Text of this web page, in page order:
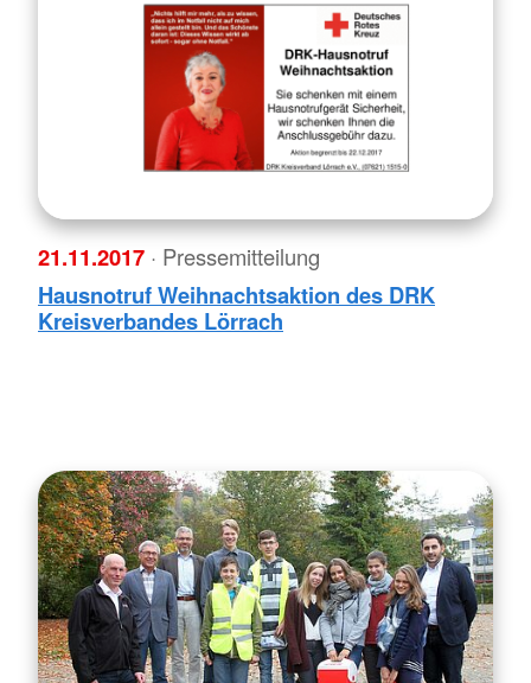
21.11.2017 · Pressemitteilung
Hausnotruf Weihnachtsaktion des DRK
Kreisverbandes Lörrach